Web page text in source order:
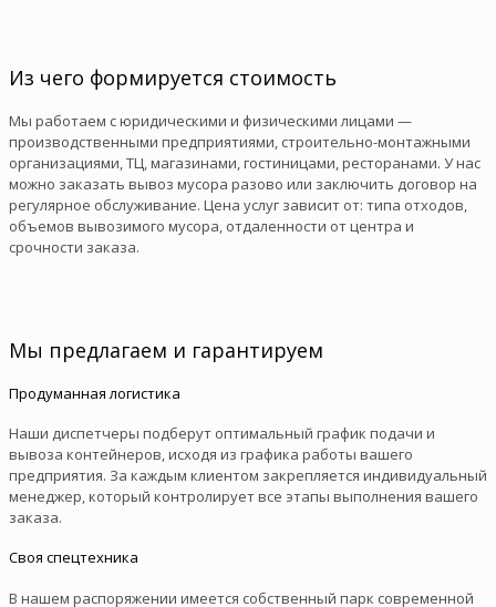
Из чего формируется стоимость
Мы работаем с юридическими и физическими лицами —
производственными предприятиями, строительно-монтажными
организациями, ТЦ, магазинами, гостиницами, ресторанами. У нас
можно заказать вывоз мусора разово или заключить договор на
регулярное обслуживание. Цена услуг зависит от: типа отходов,
объемов вывозимого мусора, отдаленности от центра и
срочности заказа.
Мы предлагаем и гарантируем
Продуманная логистика
Наши диспетчеры подберут оптимальный график подачи и
вывоза контейнеров, исходя из графика работы вашего
предприятия. За каждым клиентом закрепляется индивидуальный
менеджер, который контролирует все этапы выполнения вашего
заказа.
Своя спецтехника
В нашем распоряжении имеется собственный парк современной